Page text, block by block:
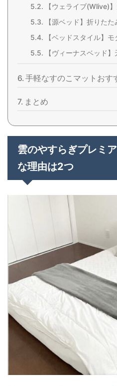
【ウェライブ(Wlive)
【源ベッド】折りた
【ベッドスタイル】
【ヴィーナスベッド
手軽なすのこマットおす
まとめ
雲のやすらぎプレミ
な理由は2つ